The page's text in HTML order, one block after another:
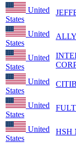
United
States
United
States
United
States
United
States
United
States
United
States
HSH